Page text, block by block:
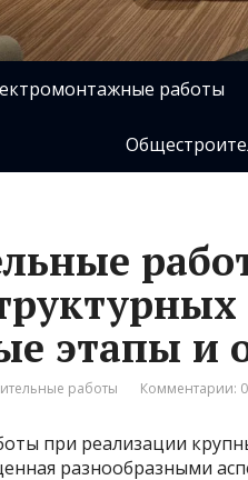
работы
этапы и
работы Комментарии: 0
при реализации
разнообразными